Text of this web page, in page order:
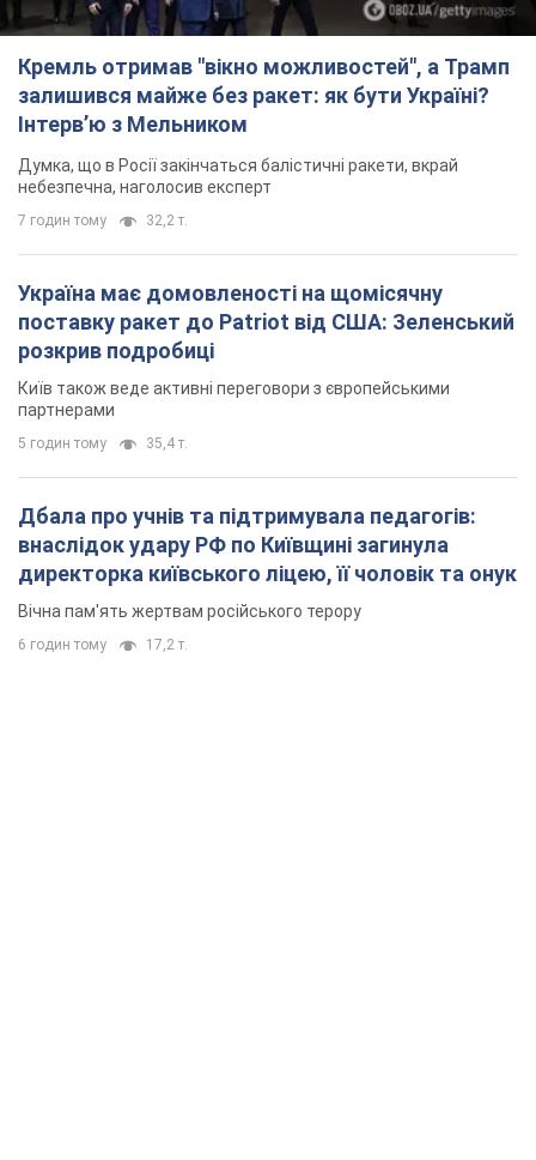
Кремль отримав "вікно можливостей", а Трамп
залишився майже без ракет: як бути Україні?
Інтерв’ю з Мельником
Думка, що в Росії закінчаться балістичні ракети, вкрай
небезпечна, наголосив експерт
7 годин тому 32,2 т.
Україна має домовленості на щомісячну
поставку ракет до Patriot від США: Зеленський
розкрив подробиці
Київ також веде активні переговори з європейськими
партнерами
5 годин тому 35,4 т.
Дбала про учнів та підтримувала педагогів:
внаслідок удару РФ по Київщині загинула
директорка київського ліцею, її чоловік та онук
Вічна пам'ять жертвам російського терору
6 годин тому 17,2 т.